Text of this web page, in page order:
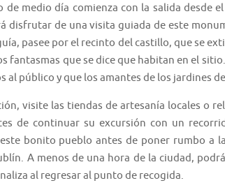
de medio día comienza con la salida desde
disfrutar de una visita guiada de este
pasee por el recinto del castillo, que se
fantasmas que se dice que habitan en el
al público y que los amantes de los jardines
visite las tiendas de artesanía locales o
de continuar su excursión con un
bonito pueblo antes de poner rumbo a
A menos de una hora de la ciudad,
al regresar al punto de recogida.